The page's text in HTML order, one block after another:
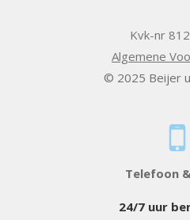
Kvk-nr
Algemene
© 2025 Beijer
Telefoon
24/7 uur